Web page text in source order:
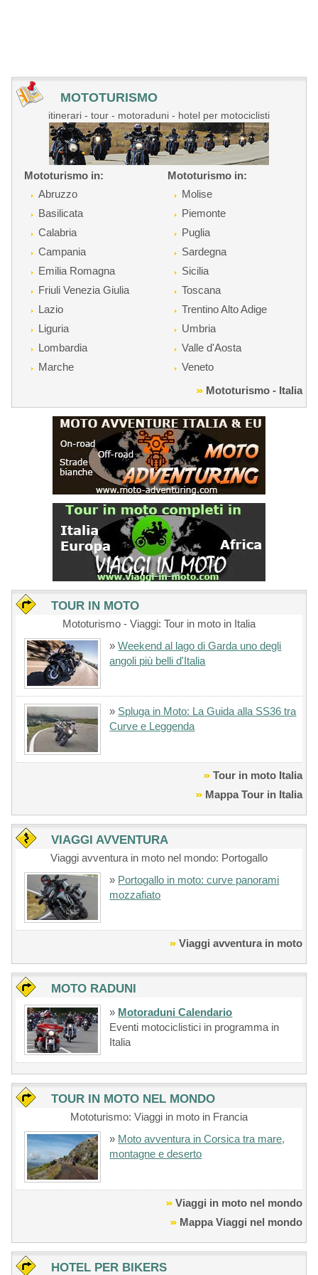
MOTOTURISMO
itinerari - tour - motoraduni - hotel per motociclisti
Mototurismo in:
Abruzzo
Basilicata
Calabria
Campania
Emilia Romagna
Friuli Venezia Giulia
Lazio
Liguria
Lombardia
Marche
Mototurismo in:
Molise
Piemonte
Puglia
Sardegna
Sicilia
Toscana
Trentino Alto Adige
Umbria
Valle d'Aosta
Veneto
Mototurismo - Italia
TOUR IN MOTO
Mototurismo - Viaggi: Tour in moto in Italia
»Weekend al lago di Garda uno degli
angoli più belli d'Italia
» Spluga in Moto: La Guida alla SS36 tra
Curve e Leggenda
Tour in moto Italia
Mappa Tour in Italia
VIAGGI AVVENTURA
Viaggi avventura in moto nel mondo: Portogallo
» Portogallo in moto: curve panorami
mozzafiato
Viaggi avventura in moto
MOTO RADUNI
» Motoraduni Calendario
Eventi motociclistici in programma in
Italia
TOUR IN MOTO NEL MONDO
Mototurismo: Viaggi in moto in Francia
» Moto avventura in Corsica tra mare,
montagne e deserto
Viaggi in moto nel mondo
Mappa Viaggi nel mondo
HOTEL PER BIKERS